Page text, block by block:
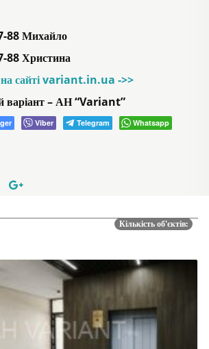
88 Михайло
88 Христина
сайті variant.in.ua ->>
варіант – АН “Variant”
Viber Telegram Whatsapp
Кількість об'єктів: